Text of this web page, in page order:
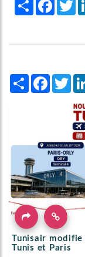
Share
Tunisair
Tunis et Paris